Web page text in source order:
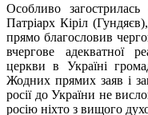
Особливо
Патріарх Кіріл
прямо благословив
вчергове адекватної
церкви в Україні
Жодних прямих заяв і
росії до України не
росію ніхто з вищого